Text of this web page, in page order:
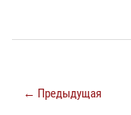
← Предыдущая